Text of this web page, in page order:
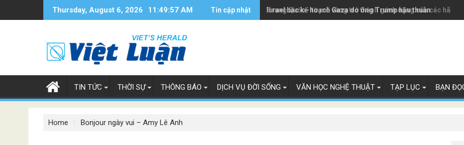
Thursday, August 6, 2026 11:49:58 AM Tin cập nhật Trung Quốc - từ mỏ vàng trở thành gánh nặng của các hãng
Israel bác kế hoạch Gaza do ông Trump hậu thuẫn
TIN TỨC THỜI SỰ THÔNG BÁO DỊCH VỤ ĐỜI SỐNG VĂN HỌC NGHỆ THUẬT TẠP LỤC BẠN
Home Bonjour ngày vui – Amy Lê Anh